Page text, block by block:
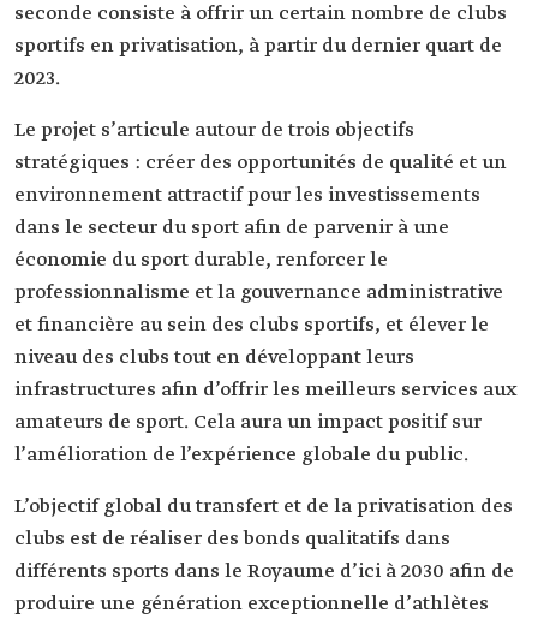
seconde consiste à offrir un certain nombre de clubs
sportifs en privatisation, à partir du dernier quart de
2023.
Le projet s’articule autour de trois objectifs
stratégiques : créer des opportunités de qualité et un
environnement attractif pour les investissements
dans le secteur du sport afin de parvenir à une
économie du sport durable, renforcer le
professionnalisme et la gouvernance administrative
et financière au sein des clubs sportifs, et élever le
niveau des clubs tout en développant leurs
infrastructures afin d’offrir les meilleurs services aux
amateurs de sport. Cela aura un impact positif sur
l’amélioration de l’expérience globale du public.
L’objectif global du transfert et de la privatisation des
clubs est de réaliser des bonds qualitatifs dans
différents sports dans le Royaume d’ici à 2030 afin de
produire une génération exceptionnelle d’athlètes